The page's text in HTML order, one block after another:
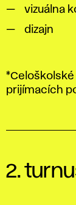
vizuálna
dizajn
*Celoškolské
prijímacích
2.